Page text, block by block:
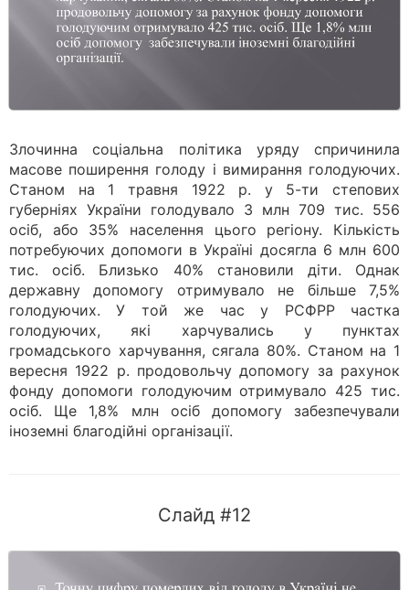
Злочинна соціальна політика уряду спричинила
масове поширення голоду і вимирання голодуючих.
Станом на 1 травня 1922 р. у 5-ти степових
губерніях України голодувало 3 млн 709 тис. 556
осіб, або 35% населення цього регіону. Кількість
потребуючих допомоги в Україні досягла 6 млн 600
тис. осіб. Близько 40% становили діти. Однак
державну допомогу отримувало не більше 7,5%
голодуючих. У той же час у РСФРР частка
голодуючих, які харчувались у пунктах
громадського харчування, сягала 80%. Станом на 1
вересня 1922 р. продовольчу допомогу за рахунок
фонду допомоги голодуючим отримувало 425 тис.
осіб. Ще 1,8% млн осіб допомогу забезпечували
іноземні благодійні організації.
Слайд #12